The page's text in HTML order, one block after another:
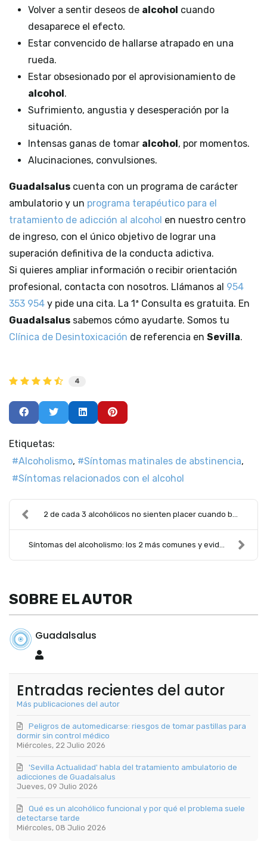
Volver a sentir deseos de alcohol cuando
desaparece el efecto.
Estar convencido de hallarse atrapado en una
rueda.
Estar obsesionado por el aprovisionamiento de
alcohol .
Sufrimiento, angustia y desesperación por la
situación.
Intensas ganas de tomar alcohol , por momentos.
Alucinaciones, convulsiones.
Guadalsalus cuenta con un programa de carácter
ambulatorio y un programa terapéutico para el
tratamiento de adicción al alcohol en nuestro centro
de ingreso, con el único objetivo de lograr una
superación definitiva de la conducta adictiva.
Si quieres ampliar información o recibir orientación
profesional, contacta con nosotros. Llámanos al 954
353 954 y pide una cita. La 1ª Consulta es gratuita. En
Guadalsalus sabemos cómo ayudarte. Somos tu
Clínica de Desintoxicación de referencia en Sevilla.
4
Etiquetas:
Alcoholismo
Síntomas matinales de abstinencia
Síntomas relacionados con el alcohol
2 de cada 3 alcohólicos no sienten placer cuando b...
Síntomas del alcoholismo: los 2 más comunes y evid...
SOBRE EL AUTOR
Guadalsalus
Guadalsalus
Entradas recientes del autor
Más publicaciones del autor
Miércoles, 22 Julio 2026
Peligros de automedicarse: riesgos de tomar pastillas para
dormir sin control médico
Jueves, 09 Julio 2026
'Sevilla Actualidad' habla del tratamiento ambulatorio de
adicciones de Guadalsalus
Miércoles, 08 Julio 2026
Qué es un alcohólico funcional y por qué el problema suele
detectarse tarde